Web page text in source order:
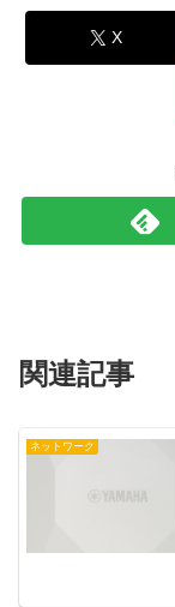
X
関連記事
ネットワーク